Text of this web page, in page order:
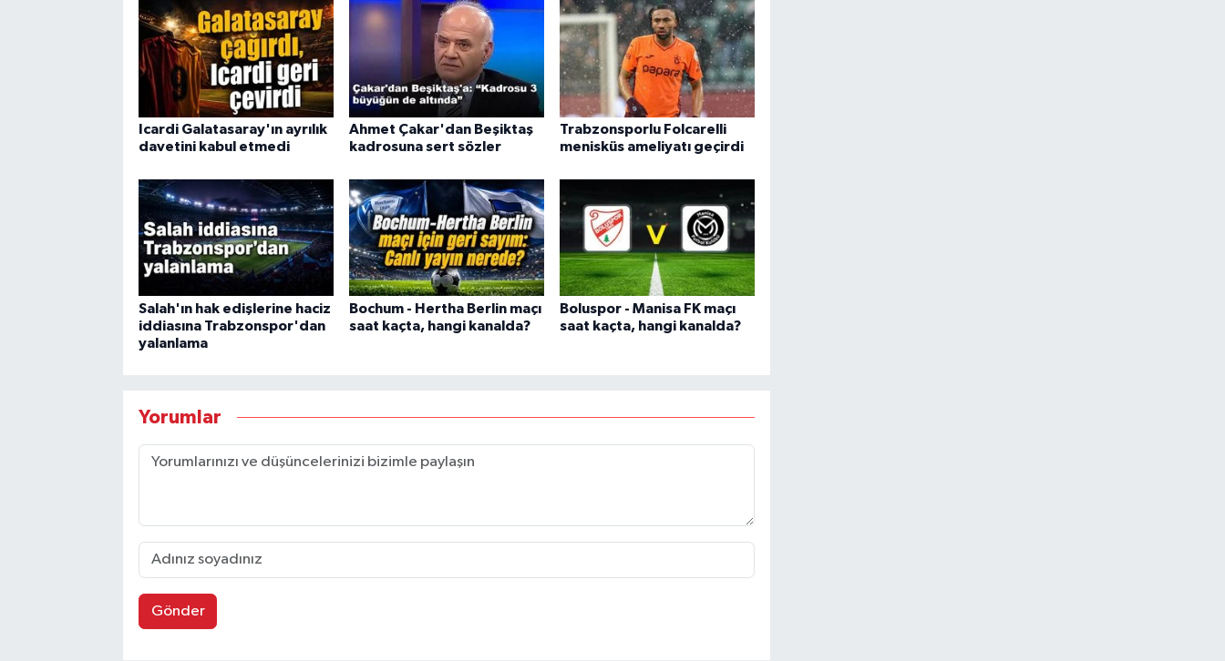
Icardi Galatasaray'ın ayrılık
davetini kabul etmedi
Ahmet Çakar'dan Beşiktaş
kadrosuna sert sözler
Trabzonsporlu Folcarelli
menisküs ameliyatı geçirdi
Salah'ın hak edişlerine haciz
iddiasına Trabzonspor'dan
yalanlama
Bochum - Hertha Berlin maçı
saat kaçta, hangi kanalda?
Boluspor - Manisa FK maçı
saat kaçta, hangi kanalda?
Yorumlar
Gönder